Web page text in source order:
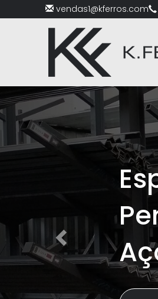
vendas1@kferros.com
Previous